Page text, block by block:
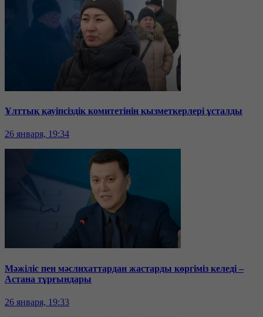
Ұлттық қауіпсіздік комитетінің қызметкерлері ұсталды
26 января, 19:34
Мәжіліс пен мәслихаттардан жастарды көргіміз келеді –
Астана тұрғындары
26 января, 19:33